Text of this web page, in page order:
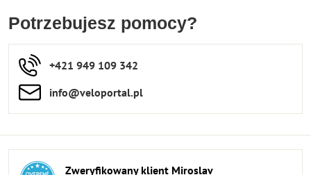
Potrzebujesz pomocy?
+421 949 109 342
info​​@veloportal​.pl
Zweryfikowany klient Miroslav